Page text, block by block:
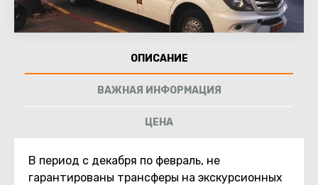
ОПИСАНИЕ
ВАЖНАЯ ИНФОРМАЦИЯ
ЦЕНА
В период с декабря по февраль, не
гарантированы трансферы на экскурсионных